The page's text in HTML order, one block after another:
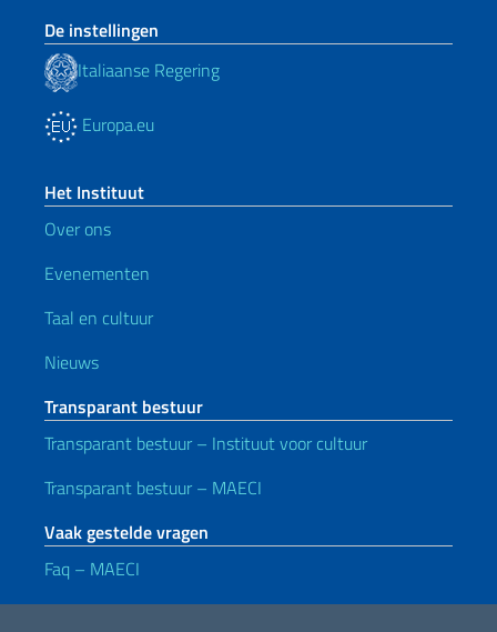
De instellingen
Italiaanse Regering
Europa.eu
Het Instituut
Over ons
Evenementen
Taal en cultuur
Nieuws
Transparant bestuur
Transparant bestuur – Instituut voor cultuur
Transparant bestuur – MAECI
Vaak gestelde vragen
Faq – MAECI